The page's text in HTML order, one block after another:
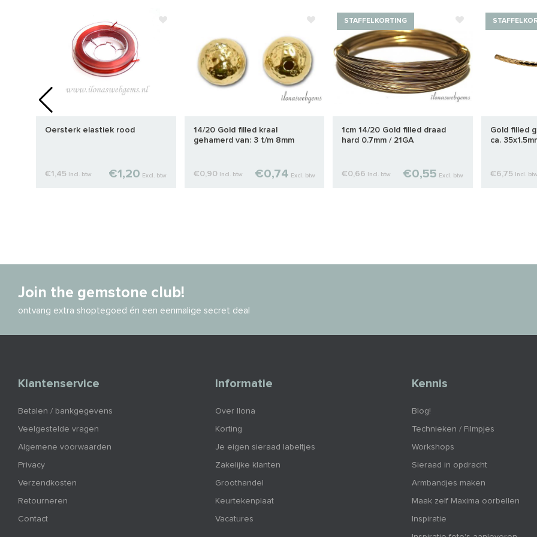
Oersterk elastiek rood
€1,45 Incl. btw €1,20 Excl. btw
14/20 Gold filled kraal
gehamerd van: 3 t/m 8mm
€0,90 Incl. btw €0,74 Excl. btw
STAFFELKORTING
1cm 14/20 Gold filled draad
hard 0.7mm / 21GA
€0,66 Incl. btw €0,55 Excl. btw
Gold filled
ca.
€6,75 Incl. btw
Join the gemstone club!
ontvang extra shoptegoed én een eenmalige secret deal
Klantenservice
Betalen / bankgegevens
Veelgestelde vragen
Algemene voorwaarden
Privacy
Verzendkosten
Retourneren
Contact
Informatie
Over Ilona
Korting
Je eigen sieraad labeltjes
Zakelijke klanten
Groothandel
Keurtekenplaat
Vacatures
Kennis
Blog!
Technieken / Filmpjes
Workshops
Sieraad in opdracht
Armbandjes maken
Maak zelf Maxima oorbellen
Inspiratie